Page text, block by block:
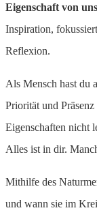
Eigenschaft von
Inspiration,
Reflexion.
Als Mensch hast du
Priorität und
Eigenschaften nicht
Alles ist in dir.
Mithilfe des
und wann sie im